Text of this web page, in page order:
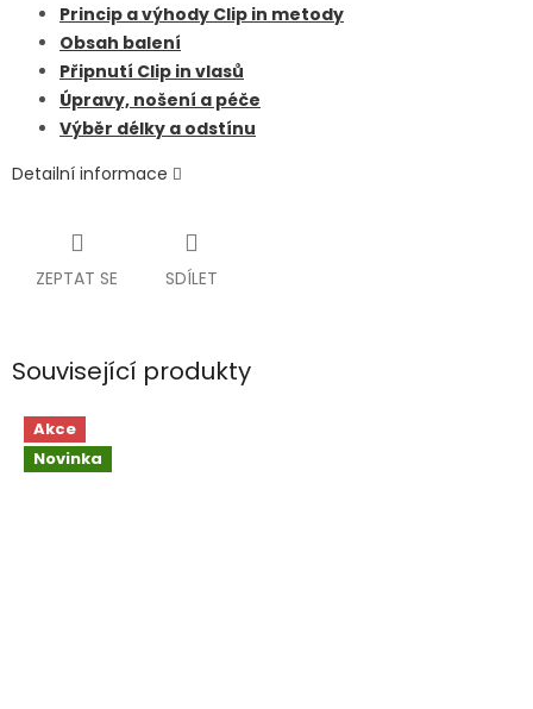
Princip a výhody Clip in metody
Obsah balení
Připnutí Clip in vlasů
Úpravy, nošení a péče
Výběr délky a odstínu
Detailní informace
ZEPTAT SE SDÍLET
Související produkty
Akce
Novinka